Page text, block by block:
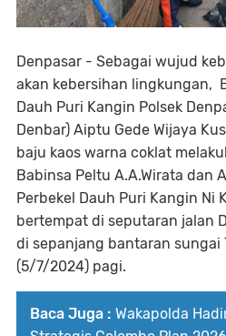
Denpasar - Sebagai wujud
akan kebersihan lingkungan,
Dauh Puri Kangin Polsek
Denbar) Aiptu Gede Wijaya
baju kaos warna coklat
Babinsa Peltu A.A.Wirata dan
Perbekel Dauh Puri Kangin Ni
bertempat di seputaran jalan
di sepanjang bantaran sungai
(5/7/2024) pagi.
Baca Juga : Wakapolda